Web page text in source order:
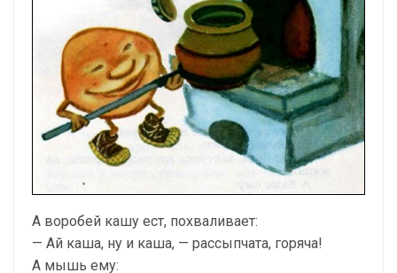
А воробей кашу ест, похваливает:
— Ай каша, ну и каша, — рассыпчата, горяча!
А мышь ему: